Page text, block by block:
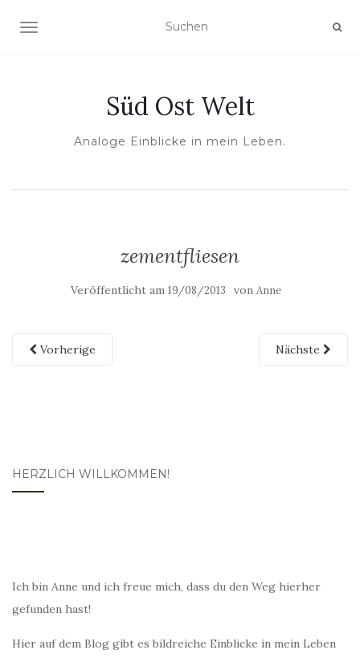
NAVIGATION UMSCHALTEN
Süd Ost Welt
Analoge Einblicke in mein Leben.
zementfliesen
Veröffentlicht am 19/08/2013 von Anne
Vorherige Nächste
HERZLICH WILLKOMMEN!
Ich bin Anne und ich freue mich, dass du den Weg hierher
gefunden hast!
Hier auf dem Blog gibt es bildreiche Einblicke in mein Leben